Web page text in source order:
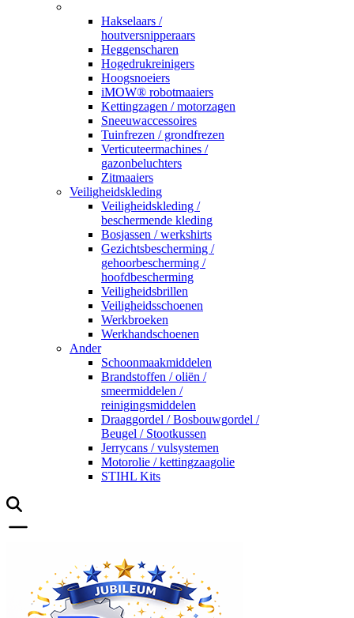
Hakselaars /
houtversnipperaars
Heggenscharen
Hogedrukreinigers
Hoogsnoeiers
iMOW® robotmaaiers
Kettingzagen / motorzagen
Sneeuwaccessoires
Tuinfrezen / grondfrezen
Verticuteermachines /
gazonbeluchters
Zitmaaiers
Veiligheidskleding
Veiligheidskleding /
beschermende kleding
Bosjassen / werkshirts
Gezichtsbescherming /
gehoorbescherming /
hoofdbescherming
Veiligheidsbrillen
Veiligheidsschoenen
Werkbroeken
Werkhandschoenen
Ander
Schoonmaakmiddelen
Brandstoffen / oliën /
smeermiddelen /
reinigingsmiddelen
Draaggordel / Bosbouwgordel /
Beugel / Stootkussen
Jerrycans / vulsystemen
Motorolie / kettingzaagolie
STIHL Kits